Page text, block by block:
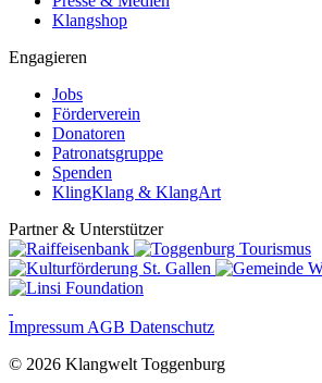
Klangshop
Engagieren
Jobs
Förderverein
Donatoren
Patronatsgruppe
Spenden
KlingKlang & KlangArt
Partner & Unterstützer
Impressum AGB Datenschutz
© 2026 Klangwelt Toggenburg